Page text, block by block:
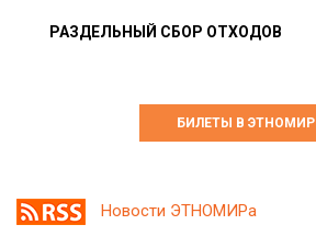
РАЗДЕЛЬНЫЙ СБОР ОТХОДОВ
БИЛЕТЫ В ЭТНОМИР
Новости ЭТНОМИРа